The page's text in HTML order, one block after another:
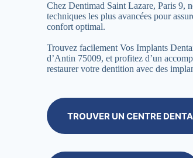
Chez Dentimad Saint Lazare, Paris 9,
techniques les plus avancées pour
confort optimal.
Trouvez facilement Vos Implants
d’Antin 75009, et profitez d’un
restaurer votre dentition avec des
TROUVER UN CENTRE